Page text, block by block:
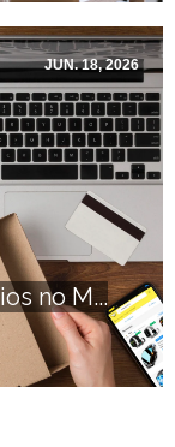
JUN. 18, 2026
no M...